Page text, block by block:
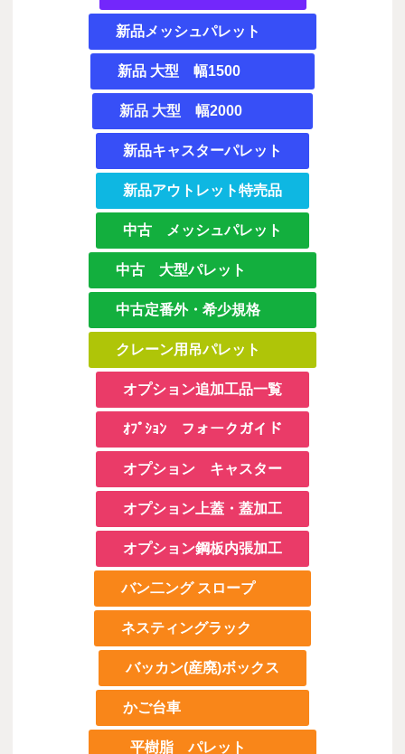
新品メッシュパレット
新品 大型 幅1500
新品 大型 幅2000
新品キャスターパレット
新品アウトレット特売品
中古 メッシュパレット
中古 大型パレット
中古定番外・希少規格
クレーン用吊パレット
オプション追加工品一覧
ｵﾌﾟｼｮﾝ フォークガイド
オプション キャスター
オプション上蓋・蓋加工
オプション鋼板内張加工
バン二ング スロープ
ネスティングラック
バッカン(産廃)ボックス
かご台車
平樹脂 パレット